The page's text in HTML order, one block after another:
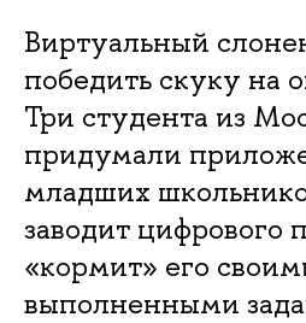
Виртуальный
победить скуку на
Три студента из
придумали
младших
заводит цифрового
«кормит» его
выполненными